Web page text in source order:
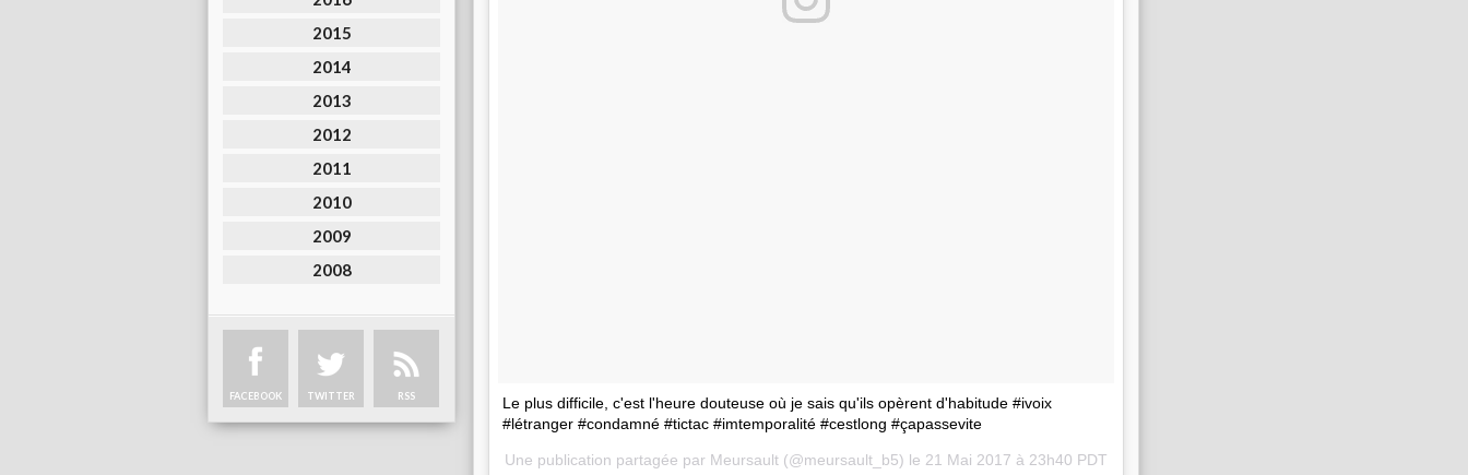
2015
2014
2013
2012
2011
2010
2009
2008
FACEBOOK TWITTER RSS
Le plus difficile, c'est l'heure douteuse où je sais qu'ils opèrent d'habitude #ivoix
#létranger #condamné #tictac #imtemporalité #cestlong #çapassevite
Une publication partagée par Meursault (@meursault_b5) le 21 Mai 2017 à 23h40 PDT